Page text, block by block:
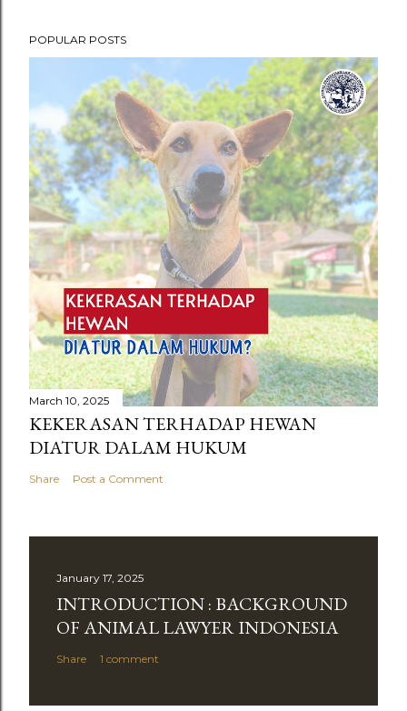
POPULAR POSTS
March 10, 2025
KEKERASAN TERHADAP HEWAN
DIATUR DALAM HUKUM
Share Post a Comment
January 17, 2025
INTRODUCTION : BACKGROUND
OF ANIMAL LAWYER INDONESIA
Share 1 comment